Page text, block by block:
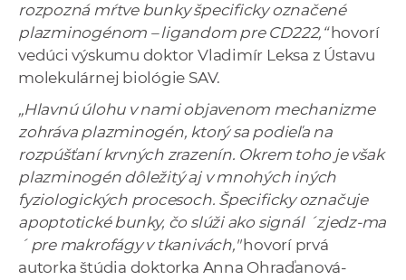
rozpozná mŕtve bunky špecificky označené
plazminogénom – ligandom pre CD222,“hovorí
vedúci výskumu doktor Vladimír Leksa z Ústavu
molekulárnej biológie SAV.
„Hlavnú úlohu v nami objavenom mechanizme
zohráva plazminogén, ktorý sa podieľa na
rozpúšťaní krvných zrazenín. Okrem toho je však
plazminogén dôležitý aj v mnohých iných
fyziologických procesoch. Špecificky označuje
apoptotické bunky, čo slúži ako signál ´zjedz-ma
´ pre makrofágy v tkanivách,"hovorí prvá
autorka štúdia doktorka Anna Ohraďanová-